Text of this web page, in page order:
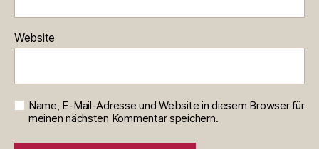
Website
Name, E-Mail-Adresse und Website in diesem Browser für
meinen nächsten Kommentar speichern.